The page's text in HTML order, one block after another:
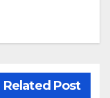
Related Post